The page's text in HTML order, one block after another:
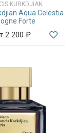
KURKDJIAN
Aqua Celestia
Forte
2 200 ₽